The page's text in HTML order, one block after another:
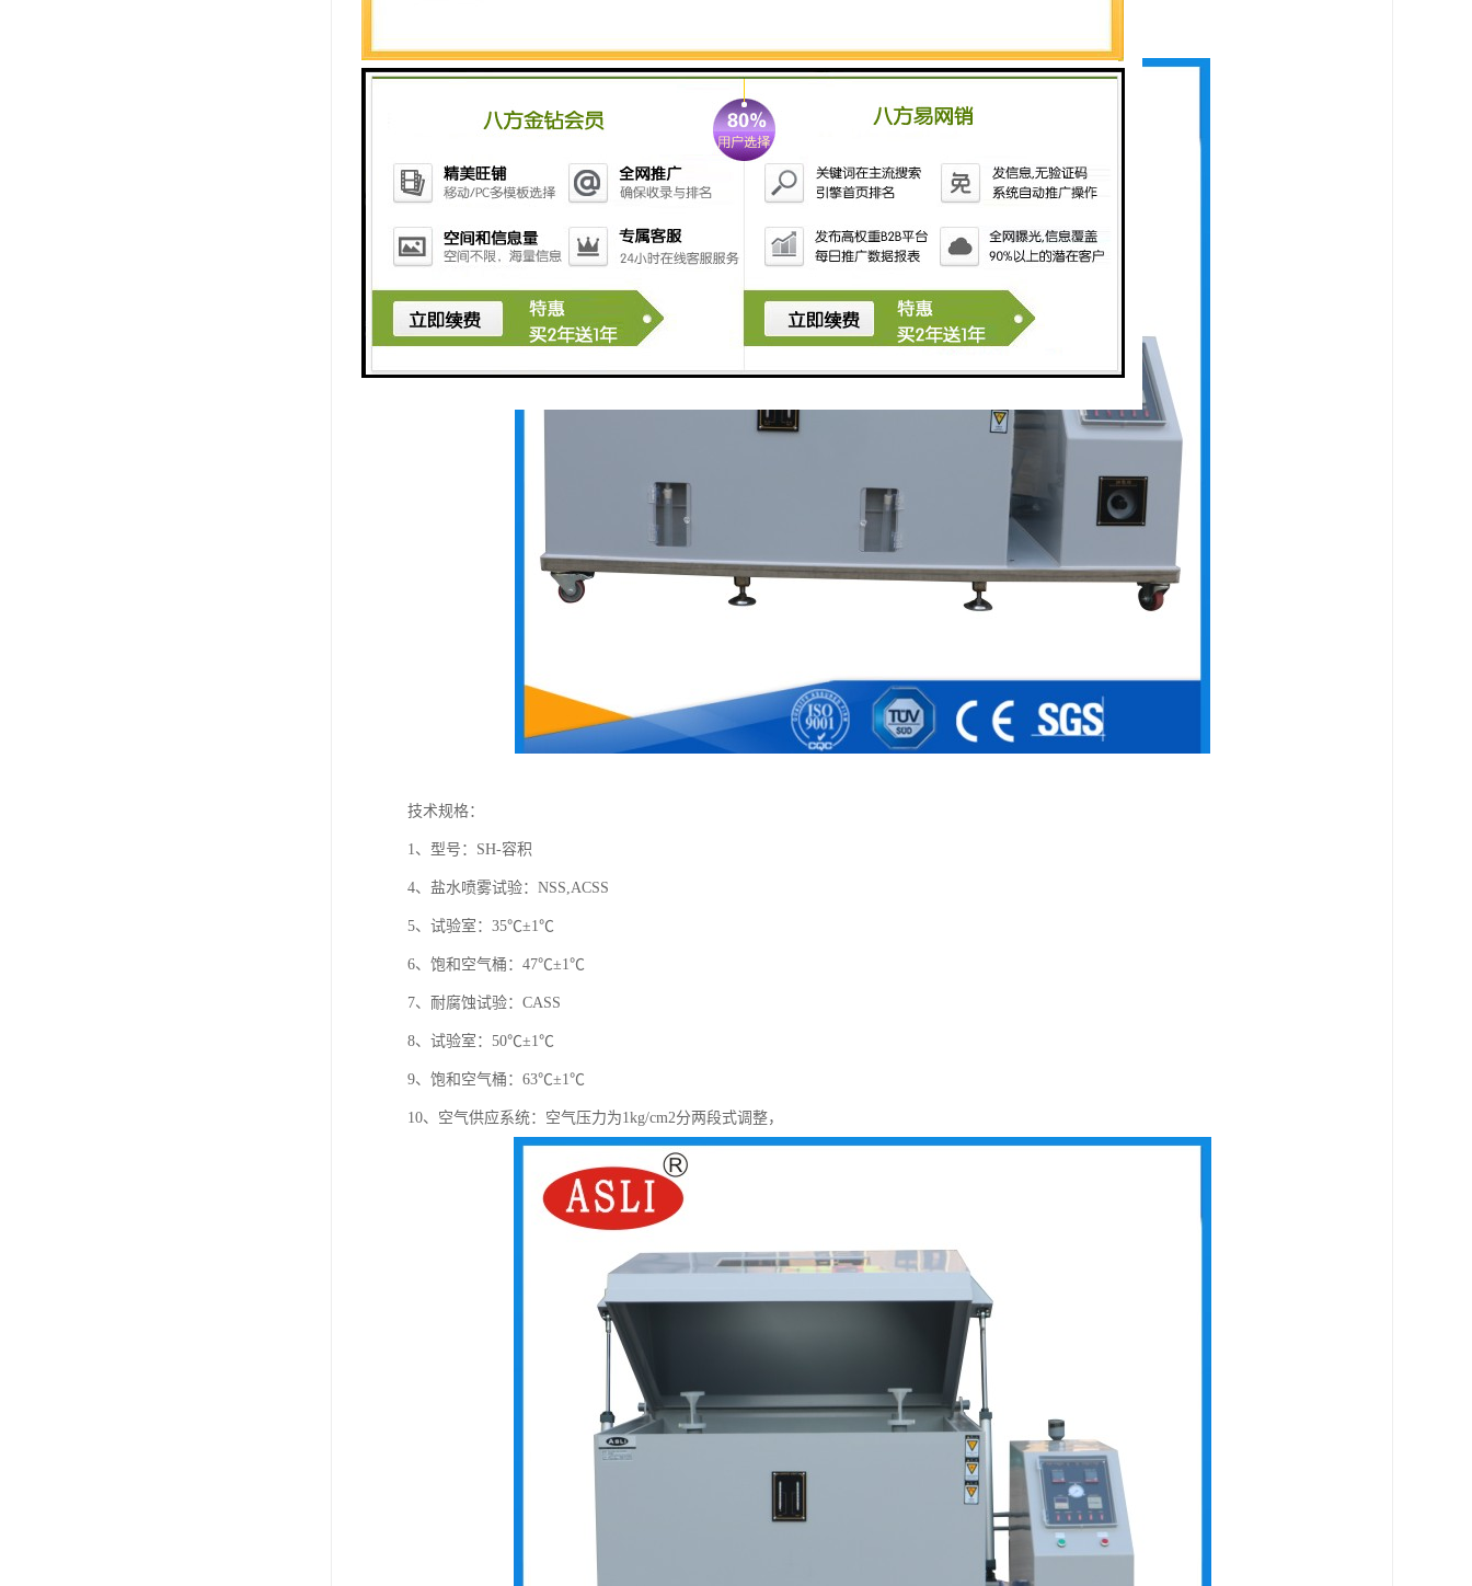
技术规格：
1、型号：SH-容积
4、盐水喷雾试验：NSS,ACSS
5、试验室：35℃±1℃
6、饱和空气桶：47℃±1℃
7、耐腐蚀试验：CASS
8、试验室：50℃±1℃
9、饱和空气桶：63℃±1℃
10、空气供应系统：空气压力为1kg/cm2分两段式调整，